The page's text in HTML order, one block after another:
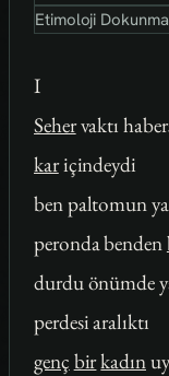
Etimoloji
I
Sehervaktı
kariçindeydi
ben paltomun
peronda benden
durdu önümde
perdesi aralıktı
genç birkadın